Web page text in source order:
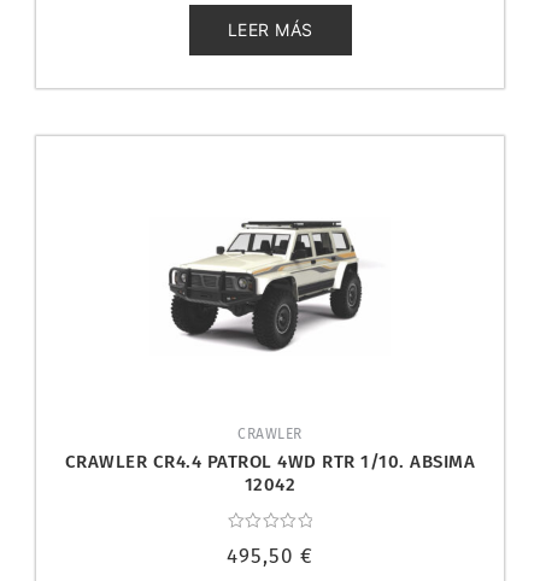
de
5LEER MÁS
CRAWLER
CRAWLER CR4.4 PATROL 4WD RTR 1/10. ABSIMA
12042
con
495,50 €